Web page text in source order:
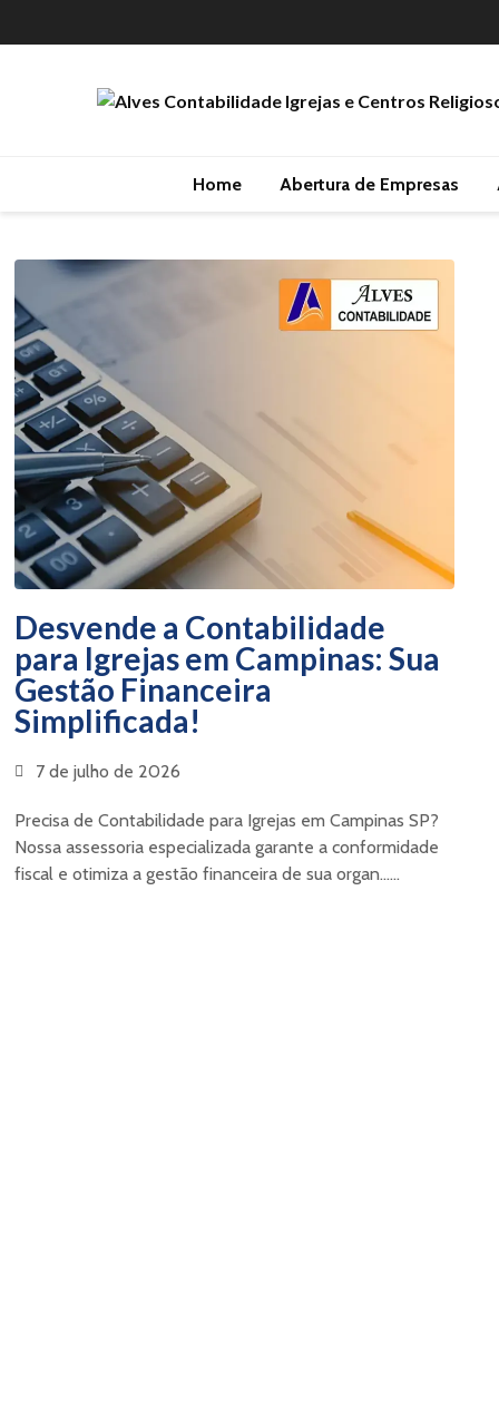
Home Abertura de Empresas
Desvende a Contabilidade
para Igrejas em Campinas: Sua
Gestão Financeira
Simplificada!
7 de julho de 2026
Precisa de Contabilidade para Igrejas em Campinas SP?
Nossa assessoria especializada garante a conformidade
fiscal e otimiza a gestão financeira de sua organ......